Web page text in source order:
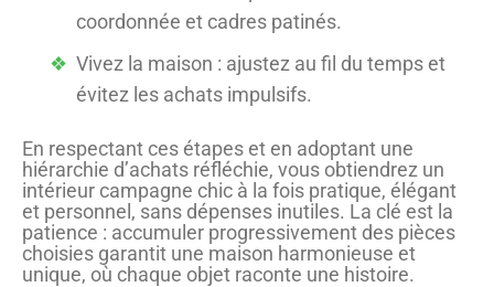
coordonnée et cadres patinés.
Vivez la maison : ajustez au fil du temps et
évitez les achats impulsifs.
En respectant ces étapes et en adoptant une
hiérarchie d’achats réfléchie, vous obtiendrez un
intérieur campagne chic à la fois pratique, élégant
et personnel, sans dépenses inutiles. La clé est la
patience : accumuler progressivement des pièces
choisies garantit une maison harmonieuse et
unique, où chaque objet raconte une histoire.